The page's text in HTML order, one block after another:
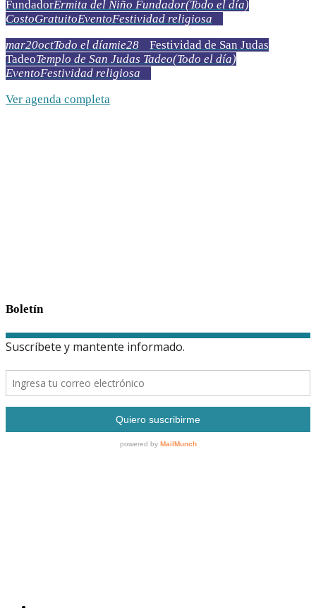
FundadorErmita del Niño Fundador(Todo el día)
CostoGratuitoEventoFestividad religiosa
mar20octTodo el díamie28
Festividad de San Judas
TadeoTemplo de San Judas Tadeo(Todo el día)
EventoFestividad religiosa
Ver agenda completa
Boletín